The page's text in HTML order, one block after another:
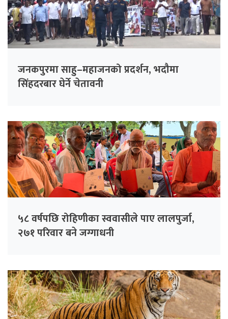
जनकपुरमा साहु–महाजनको प्रदर्शन, भदौमा
सिंहदरबार घेर्ने चेतावनी
५८ वर्षपछि रोहिणीका स्ववासीले पाए लालपुर्जा,
२७१ परिवार बने जग्गाधनी